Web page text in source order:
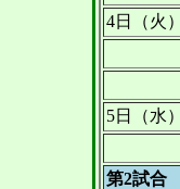
4日（火）
5日（水）
第2試合